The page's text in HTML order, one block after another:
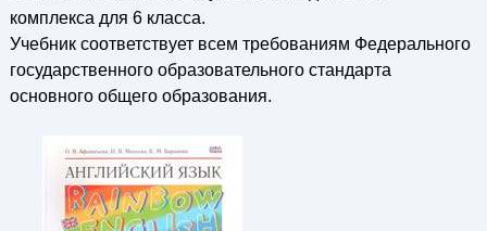
комплекса для 6 класса.
Учебник соответствует всем требованиям Федерального
государственного образовательного стандарта
основного общего образования.